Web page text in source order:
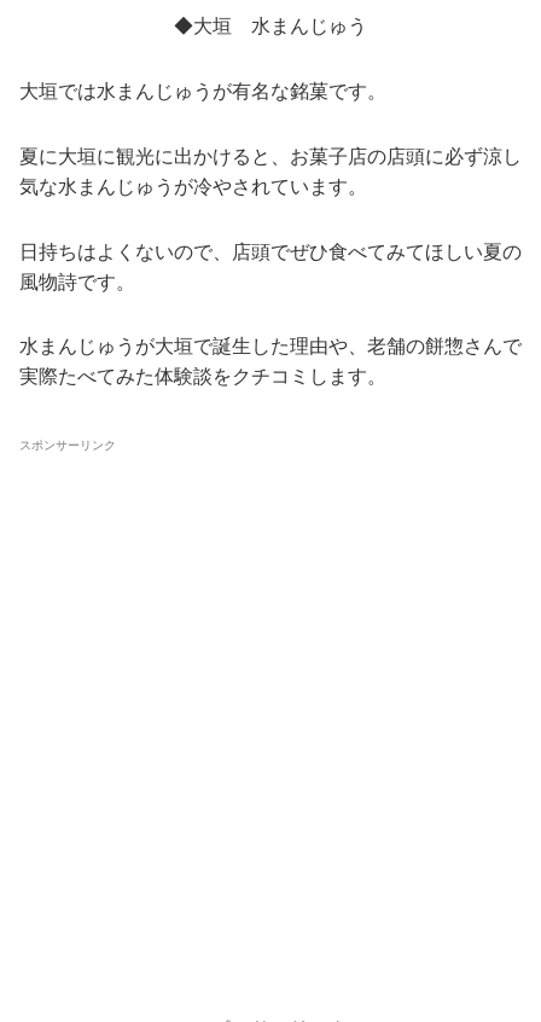
◆大垣 水まんじゅう
大垣では水まんじゅうが有名な銘菓です。
夏に大垣に観光に出かけると、お菓子店の店頭に必ず涼し
気な水まんじゅうが冷やされています。
日持ちはよくないので、店頭でぜひ食べてみてほしい夏の
風物詩です。
水まんじゅうが大垣で誕生した理由や、老舗の餅惣さんで
実際たべてみた体験談をクチコミします。
スポンサーリンク